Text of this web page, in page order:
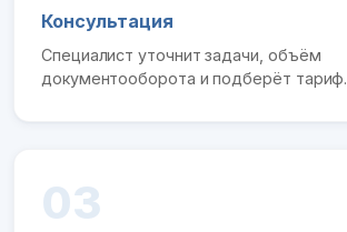
Консультация
Специалист уточнит задачи, объём
документооборота и подберёт тариф.
03